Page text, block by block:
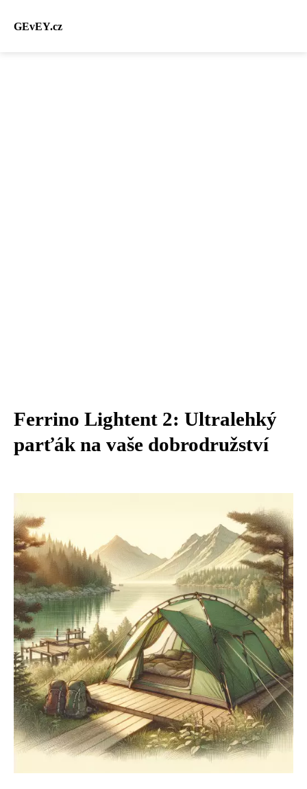
GEvEY.cz
Ferrino Lightent 2: Ultralehký
parťák na vaše dobrodružství